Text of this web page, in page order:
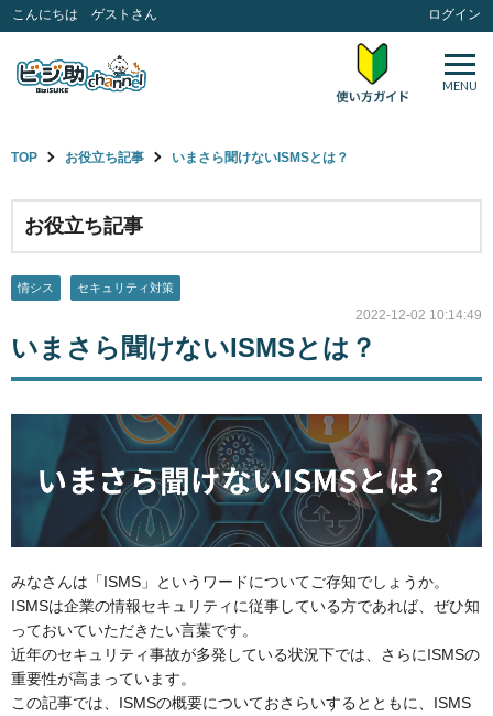
こんにちは ゲストさん ログイン
MENU
TOP お役立ち記事 いまさら聞けないISMSとは？
お役立ち記事
情シス セキュリティ対策
2022-12-02 10:14:49
いまさら聞けないISMSとは？
みなさんは「ISMS」というワードについてご存知でしょうか。
ISMSは企業の情報セキュリティに従事している方であれば、ぜひ知
っておいていただきたい言葉です。
近年のセキュリティ事故が多発している状況下では、さらにISMSの
重要性が高まっています。
この記事では、ISMSの概要についておさらいするとともに、ISMS